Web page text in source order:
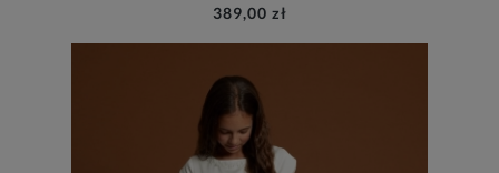
389,00 zł